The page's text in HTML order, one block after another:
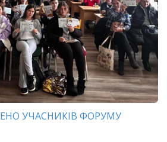
УЧАСНИКІВ ФОРУМУ